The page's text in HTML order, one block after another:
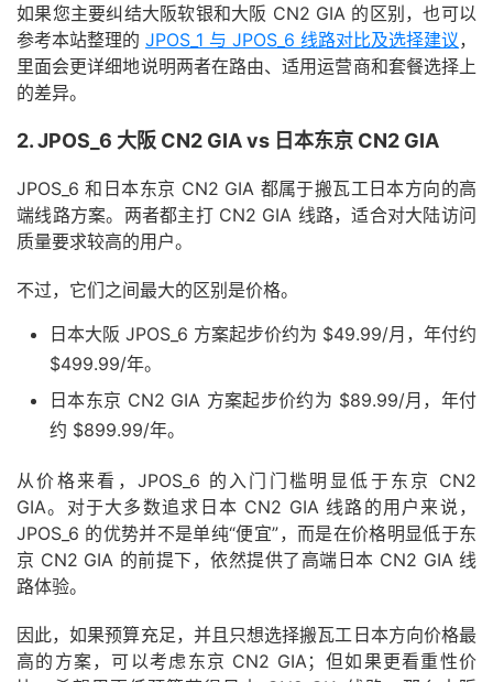
如果您主要纠结大阪软银和大阪 CN2 GIA 的区别，也可以
参考本站整理的 JPOS_1 与 JPOS_6 线路对比及选择建议，
里面会更详细地说明两者在路由、适用运营商和套餐选择上
的差异。
2. JPOS_6 大阪 CN2 GIA vs 日本东京 CN2 GIA
JPOS_6 和日本东京 CN2 GIA 都属于搬瓦工日本方向的高
端线路方案。两者都主打 CN2 GIA 线路，适合对大陆访问
质量要求较高的用户。
不过，它们之间最大的区别是价格。
日本大阪 JPOS_6 方案起步价约为 $49.99/月，年付约
$499.99/年。
日本东京 CN2 GIA 方案起步价约为 $89.99/月，年付
约 $899.99/年。
从价格来看，JPOS_6 的入门门槛明显低于东京 CN2
GIA。对于大多数追求日本 CN2 GIA 线路的用户来说，
JPOS_6 的优势并不是单纯“便宜”，而是在价格明显低于东
京 CN2 GIA 的前提下，依然提供了高端日本 CN2 GIA 线
路体验。
因此，如果预算充足，并且只想选择搬瓦工日本方向价格最
高的方案，可以考虑东京 CN2 GIA；但如果更看重性价